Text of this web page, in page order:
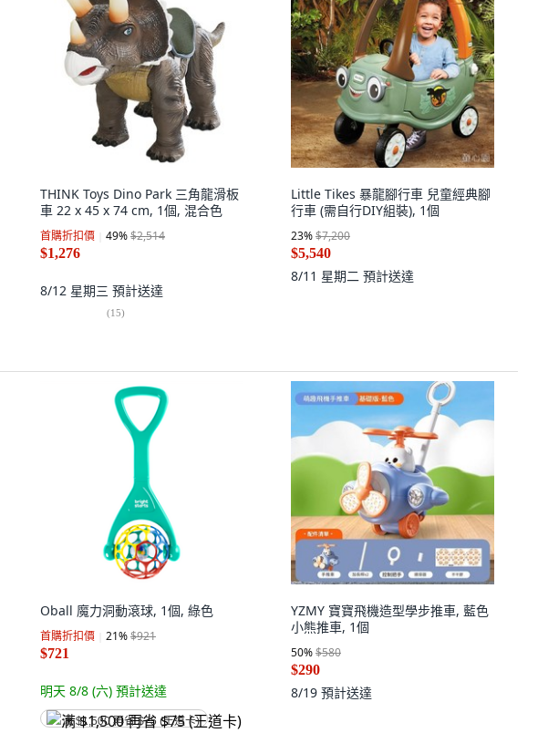
THINK Toys Dino Park 三角龍滑板
車 22 x 45 x 74 cm, 1個, 混合色
首購折扣價 49%$2,514
$1,276
8/12 星期三 預計送達
(15)
Little Tikes 暴龍腳行車 兒童經典腳
行車 (需自行DIY組裝), 1個
23%$7,200
$5,540
8/11 星期二 預計送達
Oball 魔力洞動滾球, 1個, 綠色
首購折扣價 21%$921
$721
明天 8/8 (六) 預計送達
满 $1,500 再省 $75 (王道卡)
YZMY 寶寶飛機造型學步推車, 藍色
小熊推車, 1個
50%$580
$290
8/19 預計送達